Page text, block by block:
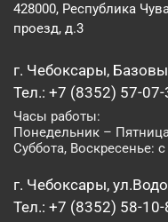
428000, Республика
проезд, д.3
г. Чебоксары,
Тел.: +7 (8352) 57-
Часы работы:
Понедельник –
Суббота, Воскресенье:
г. Чебоксары,
Тел.: +7 (8352) 58-